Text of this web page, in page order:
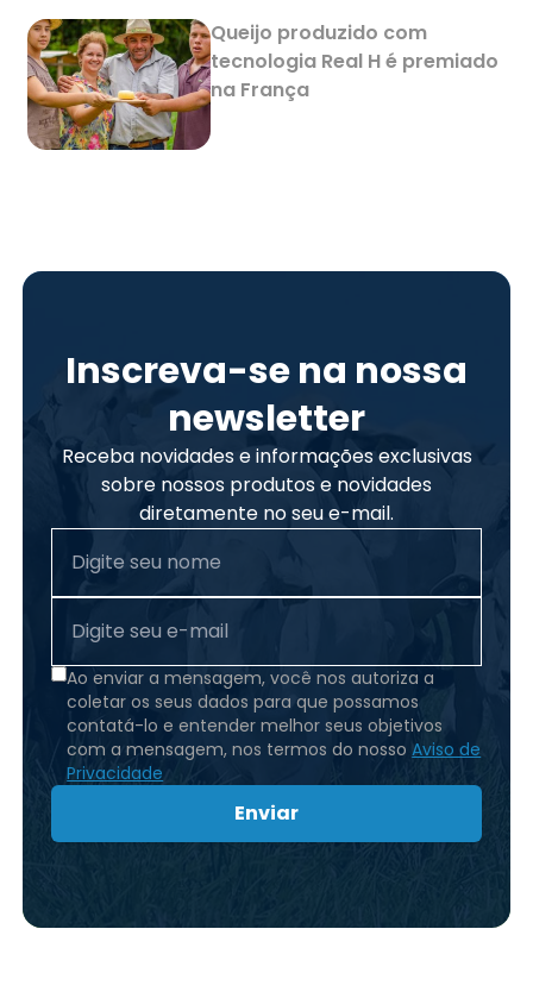
Queijo produzido com
tecnologia Real H é premiado
na França
Inscreva-se na nossa
newsletter
Receba novidades e informações exclusivas
sobre nossos produtos e novidades
diretamente no seu e-mail.
Ao enviar a mensagem, você nos autoriza a
coletar os seus dados para que possamos
contatá-lo e entender melhor seus objetivos
com a mensagem, nos termos do nossoAviso de
Privacidade
Enviar